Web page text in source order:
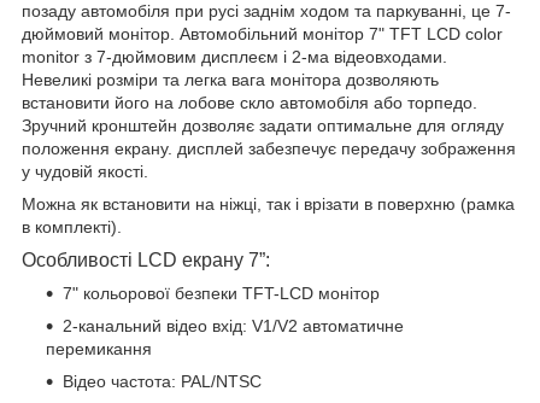
позаду автомобіля при русі заднім ходом та паркуванні, це 7-
дюймовий монітор. Автомобільний монітор 7" TFT LCD color
monitor з 7-дюймовим дисплеєм і 2-ма відеовходами.
Невеликі розміри та легка вага монітора дозволяють
встановити його на лобове скло автомобіля або торпедо.
Зручний кронштейн дозволяє задати оптимальне для огляду
положення екрану. дисплей забезпечує передачу зображення
у чудовій якості.
Можна як встановити на ніжці, так і врізати в поверхню (рамка
в комплекті).
Особливості LCD екрану 7”:
7" кольорової безпеки TFT-LCD монітор
2-канальний відео вхід: V1/V2 автоматичне
перемикання
Відео частота: PAL/NTSC